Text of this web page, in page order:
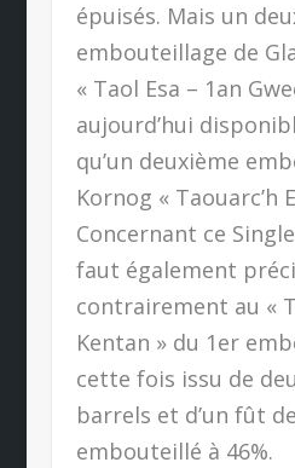
épuisés. Mais un
embouteillage de
« Taol Esa – 1an
aujourd’hui
qu’un deuxième
Kornog « Taouarc’h
Concernant ce
faut également
contrairement au «
Kentan » du 1er
cette fois issu de
barrels et d’un fût
embouteillé à 46%.